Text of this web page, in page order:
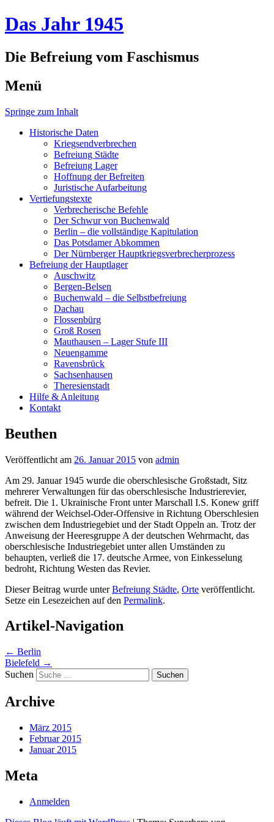
Das Jahr 1945
Die Befreiung vom Faschismus
Menü
Springe zum Inhalt
Historische Daten
Kriegsendverbrechen
Befreiung Städte
Befreiung Lager
Hoffnung der Befreiten
Juristische Aufarbeitung
Vertiefungstexte
Verbrecherische Befehle
Der Schwur von Buchenwald
Berlin – die vollständige Kapitulation
Das Potsdamer Abkommen
Der Nürnberger Hauptkriegsverbrecherprozess
Befreiung der Hauptlager
Auschwitz
Bergen-Belsen
Buchenwald – die Selbstbefreiung
Dachau
Flossenbürg
Groß Rosen
Mauthausen – Lager Stufe III
Neuengamme
Ravensbrück
Sachsenhausen
Theresienstadt
Hilfe & Anleitung
Kontakt
Beuthen
Veröffentlicht am 26. Januar 2015 von admin
Am 29. Januar 1945 wurde die oberschlesische Großstadt, Sitz
mehrerer Verwaltungen für das oberschlesische Industrierevier,
befreit. Die 1. Ukrainische Front unter Marschall I.S. Konew griff
während der Weichsel-Oder-Offensive in Richtung Oberschlesien
zwischen dem Industriegebiet und der Stadt Oppeln an. Trotz der
Anweisung der Heeresgruppe A der deutschen Wehrmacht, das
oberschlesische Industriegebiet unter allen Umständen zu
behaupten, verließ die 17. deutsche Armee, von Einkesselung
bedroht, Richtung Westen das Revier.
Dieser Beitrag wurde unterBefreiung Städte, Orte veröffentlicht.
Setze ein Lesezeichen auf den Permalink.
Artikel-Navigation
← Berlin
Bielefeld →
Suchen
Archive
März 2015
Februar 2015
Januar 2015
Meta
Anmelden